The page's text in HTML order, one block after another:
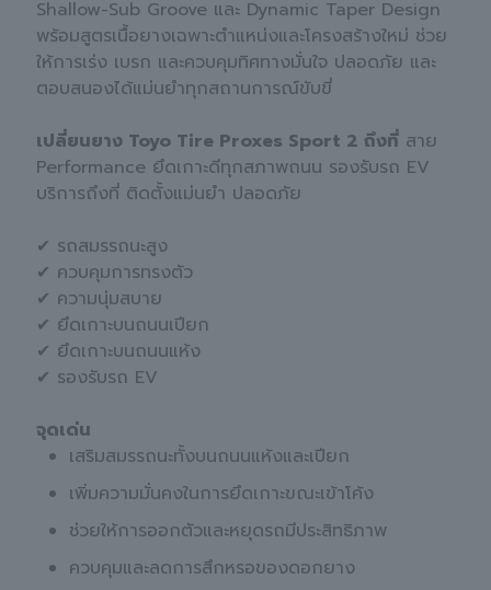
Shallow-Sub Groove และ Dynamic Taper Design
พร้อมสูตรเนื้อยางเฉพาะตำแหน่งและโครงสร้างใหม่ ช่วย
ให้การเร่ง เบรก และควบคุมทิศทางมั่นใจ ปลอดภัย และ
ตอบสนองได้แม่นยำทุกสถานการณ์ขับขี่
เปลี่ยนยาง Toyo Tire Proxes Sport 2 ถึงที่ สาย
Performance ยึดเกาะดีทุกสภาพถนน รองรับรถ EV
บริการถึงที่ ติดตั้งแม่นยำ ปลอดภัย
✔ รถสมรรถนะสูง
✔ ควบคุมการทรงตัว
✔ ความนุ่มสบาย
✔ ยึดเกาะบนถนนเปียก
✔ ยึดเกาะบนถนนแห้ง
✔ รองรับรถ EV
จุดเด่น
เสริมสมรรถนะทั้งบนถนนแห้งและเปียก
เพิ่มความมั่นคงในการยึดเกาะขณะเข้าโค้ง
ช่วยให้การออกตัวและหยุดรถมีประสิทธิภาพ
ควบคุมและลดการสึกหรอของดอกยาง